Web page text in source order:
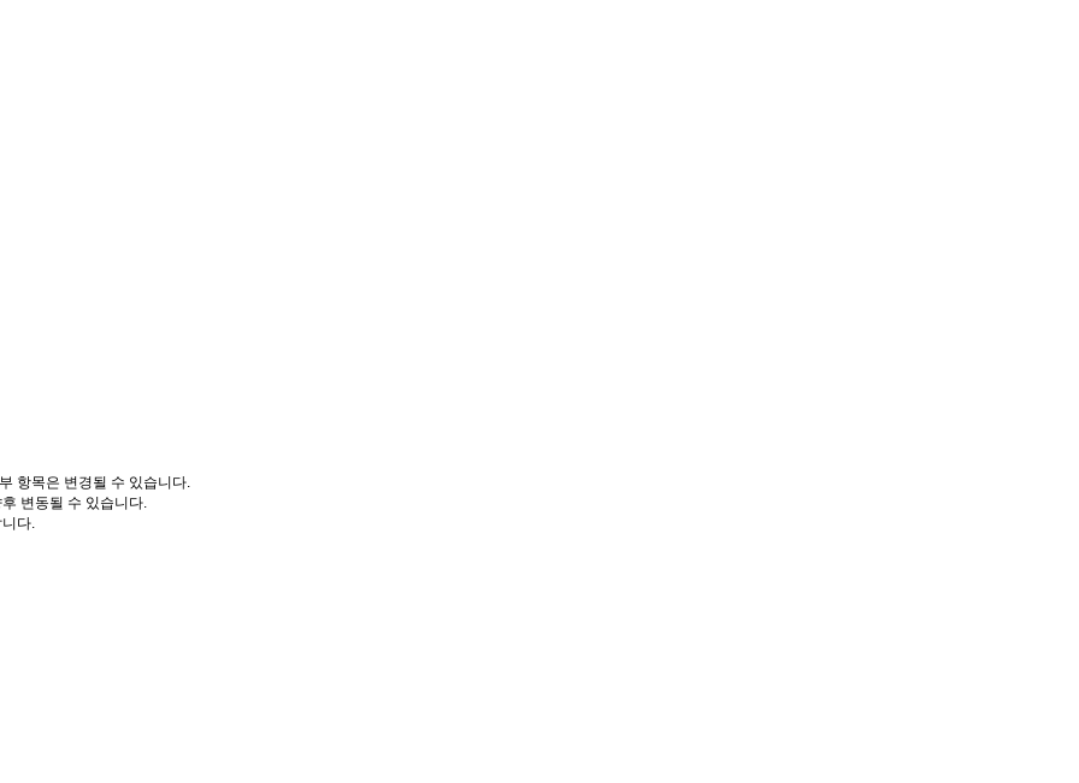
항목은 변경될 수 있습니다.
변동될 수 있습니다.
다.